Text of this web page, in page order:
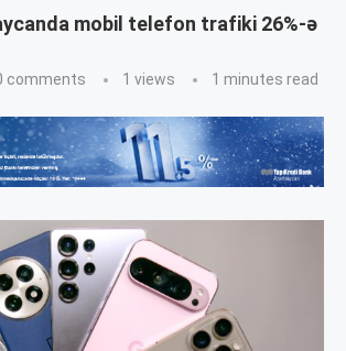
mobil telefon trafiki 26%-ə
comments 1 views 1 minutes read